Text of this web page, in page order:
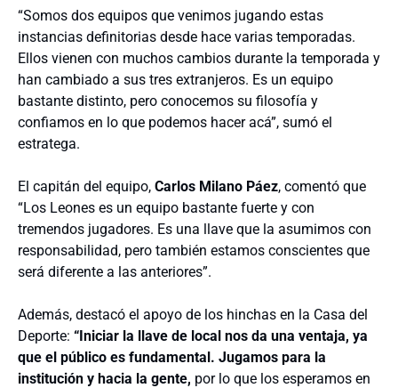
“Somos dos equipos que venimos jugando estas
instancias definitorias desde hace varias temporadas.
Ellos vienen con muchos cambios durante la temporada y
han cambiado a sus tres extranjeros. Es un equipo
bastante distinto, pero conocemos su filosofía y
confiamos en lo que podemos hacer acá”, sumó el
estratega.
El capitán del equipo, Carlos Milano Páez, comentó que
“Los Leones es un equipo bastante fuerte y con
tremendos jugadores. Es una llave que la asumimos con
responsabilidad, pero también estamos conscientes que
será diferente a las anteriores”.
Además, destacó el apoyo de los hinchas en la Casa del
Deporte: “Iniciar la llave de local nos da una ventaja, ya
que el público es fundamental. Jugamos para la
institución y hacia la gente, por lo que los esperamos en